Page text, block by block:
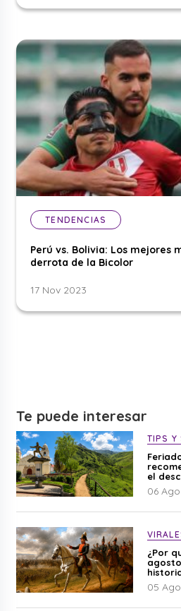
TENDENCIAS
Perú vs. Bolivia: Los mejores
derrota de la Bicolor
17 Nov 2023
Te puede interesar
TIPS Y
el
06
¿Por
05